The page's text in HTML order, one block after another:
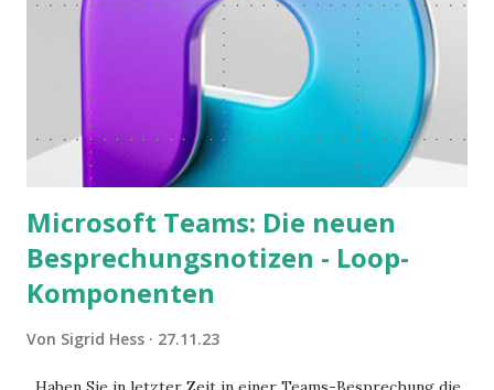
Microsoft Teams: Die neuen
Besprechungsnotizen - Loop-
Komponenten
Von Sigrid Hess 27.11.23